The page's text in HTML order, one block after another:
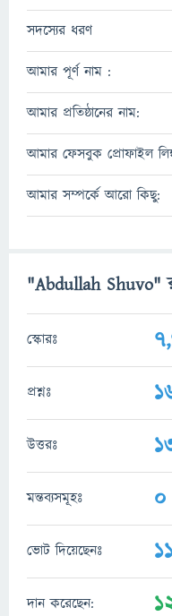
সদস্যের ধরণ
আমার পূর্ণ নাম :
আমার প্রতিষ্ঠানের নাম:
আমার ফেসবুক প্রোফাইল
আমার সম্পর্কে আরো কিছু:
"Abdullah Shuvo" র
স্কোরঃ
প্রশ্নঃ
উত্তরঃ
মন্তব্যসমূহঃ 0
ভোট দিয়েছেনঃ
দান করেছেন: